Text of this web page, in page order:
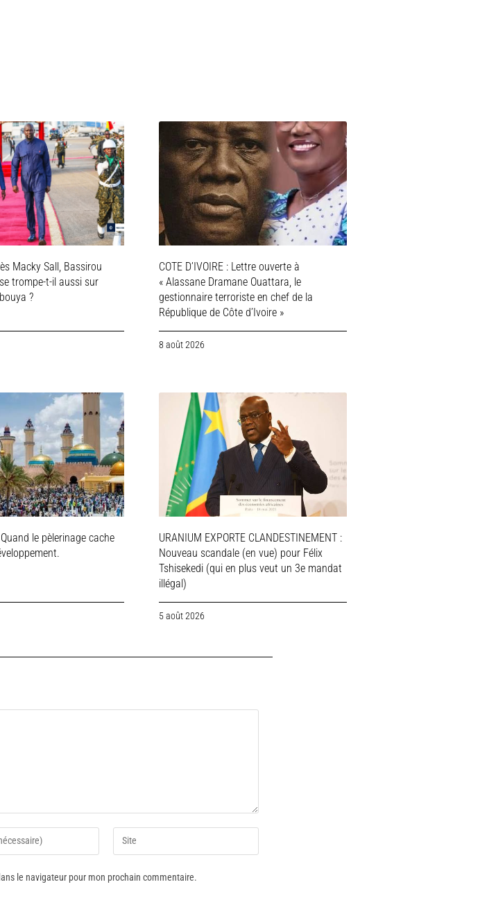
Macky Sall, Bassirou
trompe-t-il aussi sur
?
COTE D’IVOIRE : Lettre ouverte à
« Alassane Dramane Ouattara, le
gestionnaire terroriste en chef de la
République de Côte d’Ivoire »
8 août 2026
le pèlerinage cache
URANIUM EXPORTE CLANDESTINEMENT :
Nouveau scandale (en vue) pour Félix
Tshisekedi (qui en plus veut un 3e mandat
illégal)
5 août 2026
le navigateur pour mon prochain commentaire.